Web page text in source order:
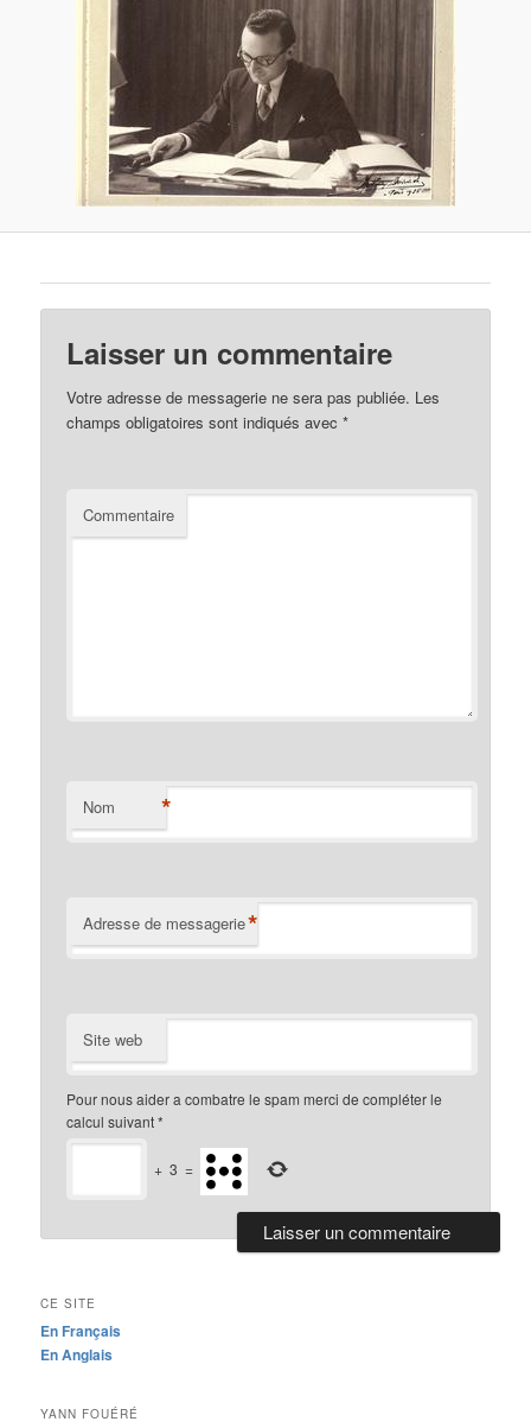
Laisser un commentaire
Votre adresse de messagerie ne sera pas publiée. Les
champs obligatoires sont indiqués avec*
Commentaire
Nom *
Adresse de messagerie*
Site web
Pour nous aider a combatre le spam merci de compléter le
calcul suivant*
+ 3 =
CE SITE
En Français
En Anglais
YANN FOUÉRÉ